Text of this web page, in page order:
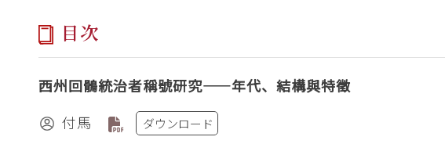
目次
西州回鶻統治者稱號研究——年代、結構與特徵
付馬
ダウンロード